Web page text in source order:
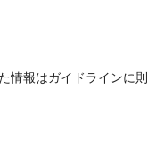
情報はガイドラインに則